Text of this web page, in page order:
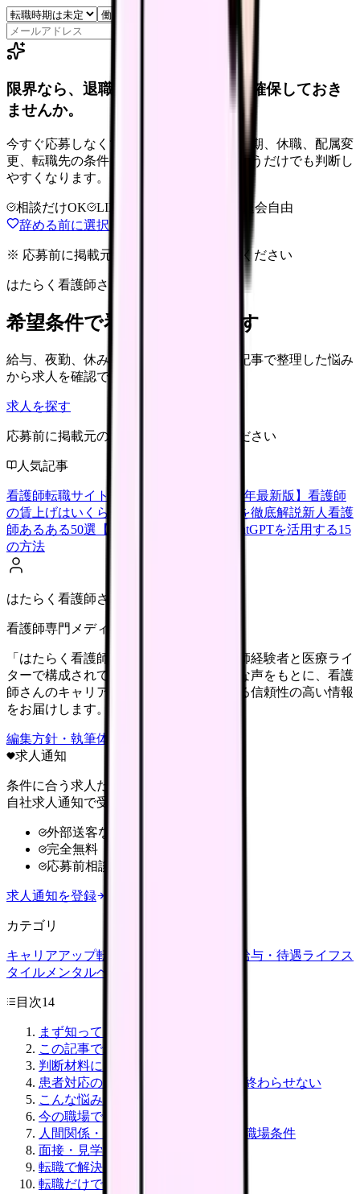
限界なら、退職前に次の逃げ道だけ確保しておき
ませんか。
今すぐ応募しなくても大丈夫です。退職時期、休職、配属変
更、転職先の条件を第三者に整理してもらうだけでも判断し
やすくなります。
相談だけOK LINE相談OK
退会自由
辞める前に選択肢を確認する
※ 応募前に掲載元の最新情報を確認してください
はたらく看護師さん 求人
希望条件で看護師求人を探す
給与、夜勤、休み、ブランクなど、この記事で整理した悩み
から求人を確認できます。
求人を探す
応募前に掲載元の最新情報を確認してください
人気記事
看護師転職サイトランキングTOP5【2026年最新版】 看護師
の賃上げはいくら？2026年度の最新情報を徹底解説新人看護
師あるある50選【共感必至】
看護師がChatGPTを活用する15
の方法
はたらく看護師さん編集部
看護師専門メディア
「はたらく看護師さん」編集部は、看護師経験者と医療ライ
ターで構成されています。現場のリアルな声をもとに、看護
師さんのキャリア・転職・働き方に関する信頼性の高い情報
をお届けします。
編集方針・執筆体制・監修体制を見る
求人通知
条件に合う求人だけ
自社求人通知で受け取る
外部送客なし
完全無料
応募前相談OK
求人通知を登録
カテゴリ
キャリアアップ転職ガイド 給与・待遇ライフス
タイル メンタルヘルス
目次14
まず知っておきたいこと
この記事でわかること
判断材料になるデータ
患者対応のつらさを、個人の我慢で終わらせない
こんな悩みがある看護師さんへ
今の職場で確認すべきこと
人間関係・ハラスメントで見るべき職場条件
面接・見学で聞きたいこと
転職で解決しやすいこと
転職だけでは解決しにくいこと